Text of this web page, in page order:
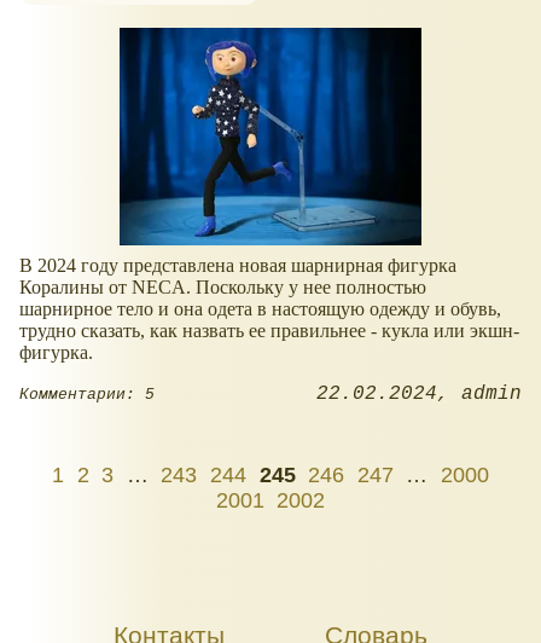
В 2024 году представлена новая шарнирная фигурка
Коралины от NECA. Поскольку у нее полностью
шарнирное тело и она одета в настоящую одежду и обувь,
трудно сказать, как назвать ее правильнее - кукла или экшн-
фигурка.
Комментарии: 5 22.02.2024 admin
1 2 3 … 243 244 245 246 247 …
2000
2001 2002
Контакты Словарь